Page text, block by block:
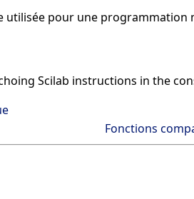
utilisée pour une programmation
Scilab instructions in the
Fonctions